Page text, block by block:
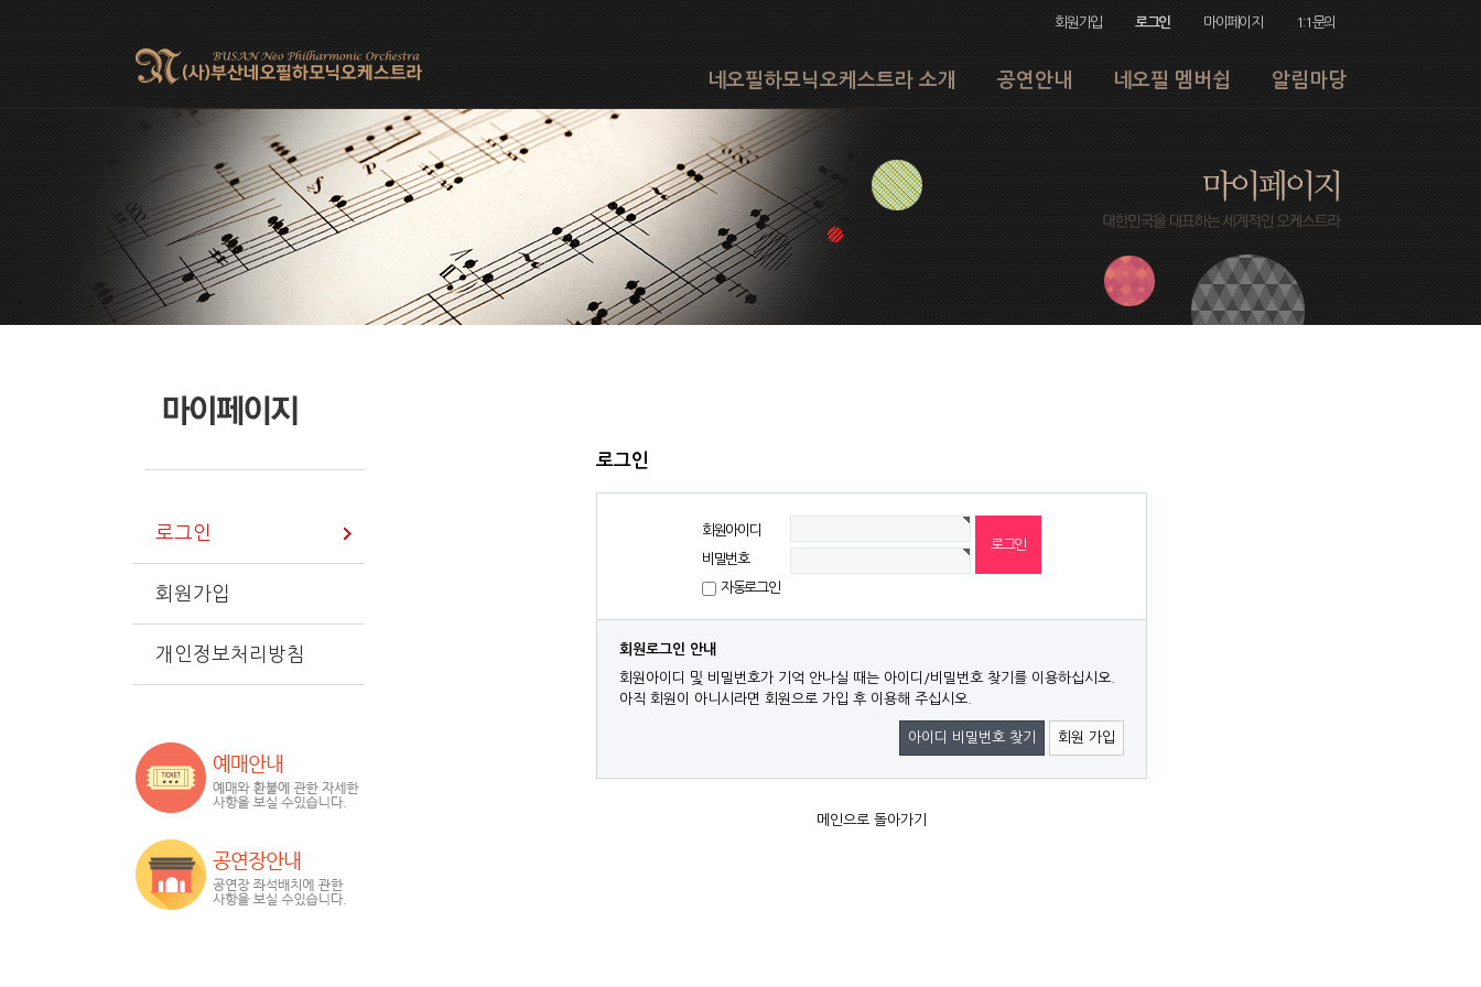
회원가입 로그인 마이페이지 1:1문의
네오필하모닉오케스트라 소개 공연안내 네오필 멤버쉽 알림마당
로그인
회원가입
개인정보처리방침
로그인
회원아이디
비밀번호
자동로그인
회원로그인 안내
회원아이디 및 비밀번호가 기억 안나실 때는 아이디/비밀번호 찾기를 이용하십시오.
아직 회원이 아니시라면 회원으로 가입 후 이용해 주십시오.
아이디 비밀번호 찾기 회원 가입
메인으로 돌아가기